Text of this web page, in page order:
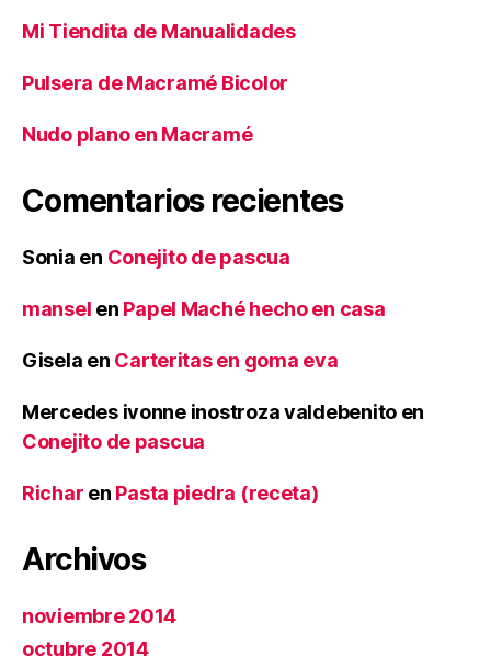
Mi Tiendita de Manualidades
Pulsera de Macramé Bicolor
Nudo plano en Macramé
Comentarios recientes
Sonia en Conejito de pascua
mansel en Papel Maché hecho en casa
Gisela en Carteritas en goma eva
Mercedes ivonne inostroza valdebenito en
Conejito de pascua
Richar en Pasta piedra (receta)
Archivos
noviembre 2014
octubre 2014